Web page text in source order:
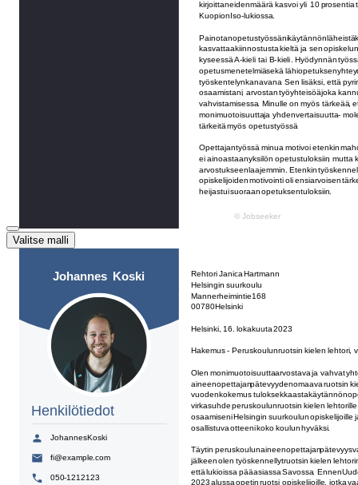
Valitse malli